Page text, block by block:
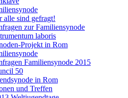
alle sind gefragt!
zur Familiensynode
laboris
Projekt in Rom
Familiensynode 2015
50
in Rom
und Treffen